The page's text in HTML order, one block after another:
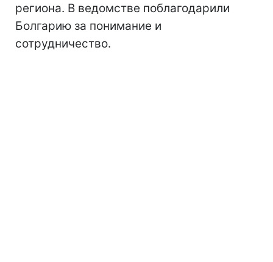
региона. В ведомстве поблагодарили
Болгарию за понимание и
сотрудничество.